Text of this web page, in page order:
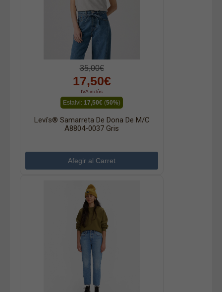
35,00€
17,50€
IVA inclòs
Estalvi: 17,50€ (50%)
Levi's® Samarreta De Dona De M/c
A8804-0037 Gris